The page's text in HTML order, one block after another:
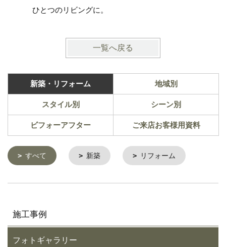
ひとつのリビングに。
一覧へ戻る
新築・リフォーム 地域別
スタイル別 シーン別
ビフォーアフター ご来店お客様用資料
すべて 新築 リフォーム
施工事例
フォトギャラリー